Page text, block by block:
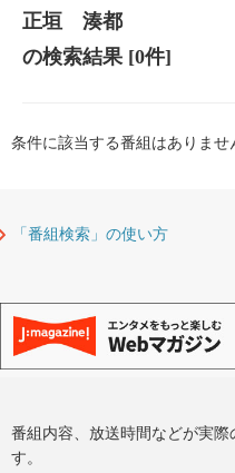
正垣 湊都
の検索結果[0件]
条件に該当する番組はありませ
「番組検索」の使い方
番組内容、放送時間などが実
す。